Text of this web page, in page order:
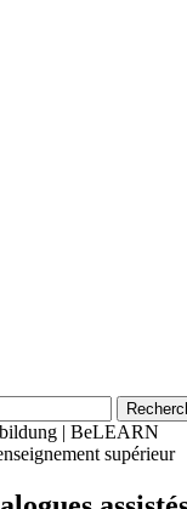
supérieur